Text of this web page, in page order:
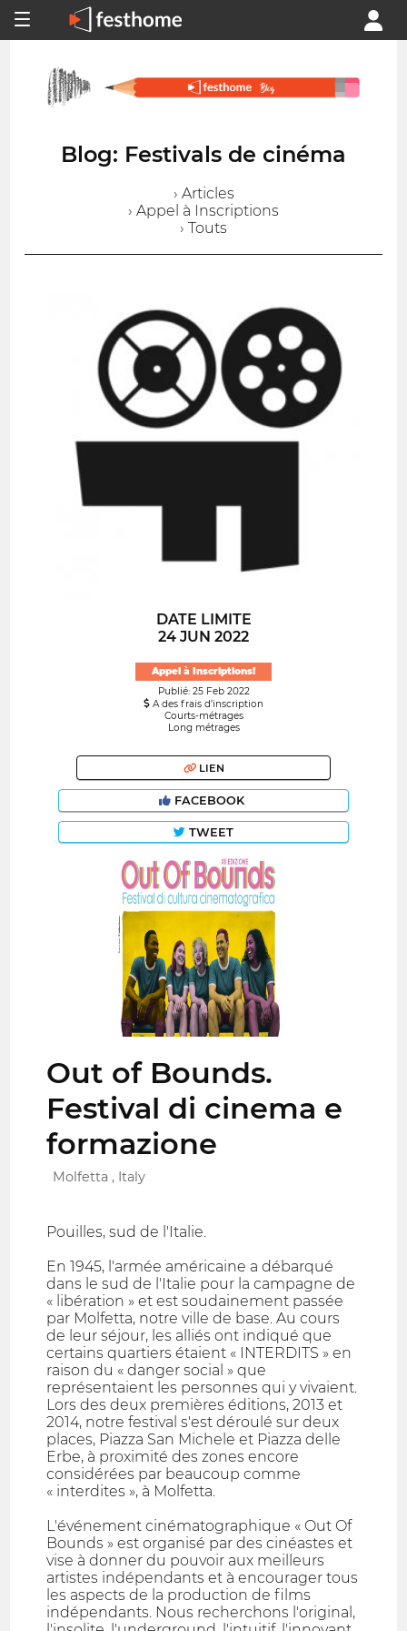
Blog: Festivals de cinéma
› Articles
› Appel à Inscriptions
› Touts
DATE LIMITE
24 JUN 2022
Appel à Inscriptions!
Publié: 25 Feb 2022
A des frais d’inscription
Courts-métrages
Long métrages
LIEN
FACEBOOK
TWEET
Out of Bounds.
Festival di cinema e
formazione
Molfetta , Italy
Pouilles, sud de l'Italie.
En 1945, l'armée américaine a débarqué
dans le sud de l'Italie pour la campagne de
« libération » et est soudainement passée
par Molfetta, notre ville de base. Au cours
de leur séjour, les alliés ont indiqué que
certains quartiers étaient « INTERDITS » en
raison du « danger social » que
représentaient les personnes qui y vivaient.
Lors des deux premières éditions, 2013 et
2014, notre festival s'est déroulé sur deux
places, Piazza San Michele et Piazza delle
Erbe, à proximité des zones encore
considérées par beaucoup comme
« interdites », à Molfetta.
L'événement cinématographique « Out Of
Bounds » est organisé par des cinéastes et
vise à donner du pouvoir aux meilleurs
artistes indépendants et à encourager tous
les aspects de la production de films
indépendants. Nous recherchons l'original,